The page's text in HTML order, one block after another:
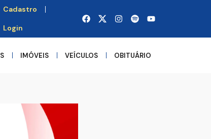
Cadastro
Login
IMÓVEIS VEÍCULOS OBITUÁRIO